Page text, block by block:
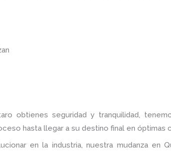
obtienes seguridad y tranquilidad,
hasta llegar a su destino final en óptimas
en la industria, nuestra mudanza en